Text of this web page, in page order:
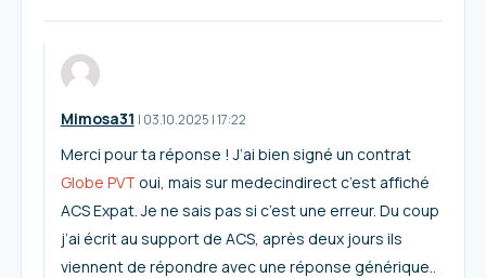
Mimosa31 I 03.10.2025 |17:22
Merci pour ta réponse ! J’ai bien signé un contrat
Globe PVT oui, mais sur medecindirect c’est affiché
ACS Expat. Je ne sais pas si c’est une erreur. Du coup
j’ai écrit au support de ACS, après deux jours ils
viennent de répondre avec une réponse générique..